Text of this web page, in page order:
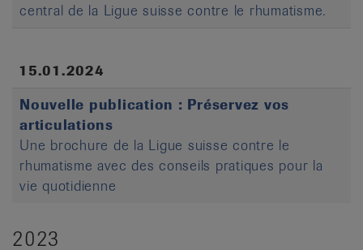
central de la Ligue suisse contre le rhumatisme.
15.01.2024
Nouvelle publication : Préservez vos
articulations
Une brochure de la Ligue suisse contre le
rhumatisme avec des conseils pratiques pour la
vie quotidienne
2023